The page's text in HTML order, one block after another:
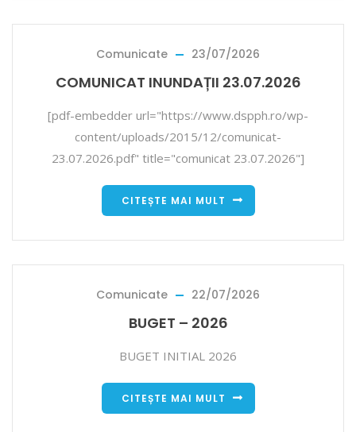
Comunicate 23/07/2026
COMUNICAT INUNDAȚII 23.07.2026
[pdf-embedder url="https://www.dspph.ro/wp-
content/uploads/2015/12/comunicat-
23.07.2026.pdf" title="comunicat 23.07.2026"]
CITEȘTE MAI MULT
Comunicate 22/07/2026
BUGET – 2026
BUGET INITIAL 2026
CITEȘTE MAI MULT